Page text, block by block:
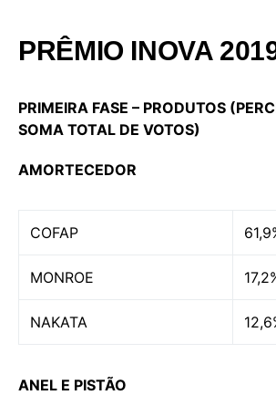
PRÊMIO INOVA
PRIMEIRA FASE – PRODUTOS
SOMA TOTAL DE VOTOS)
AMORTECEDOR
COFAP
MONROE
NAKATA
ANEL E PISTÃO